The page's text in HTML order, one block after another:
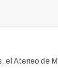
el Ateneo de